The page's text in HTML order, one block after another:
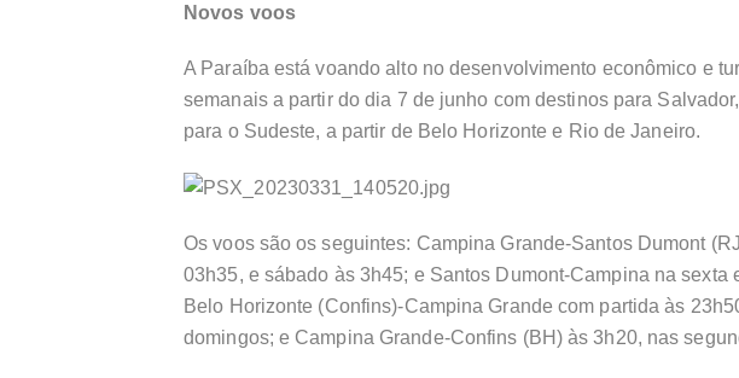
Novos voos
A Paraíba está voando alto no desenvolvimento econômico e
semanais a partir do dia 7 de junho com destinos para
para o Sudeste, a partir de Belo Horizonte e Rio de Janeiro.
Os voos são os seguintes: Campina Grande-Santos Dumont
03h35, e sábado às 3h45; e Santos Dumont-Campina na sexta
Belo Horizonte (Confins)-Campina Grande com partida às
domingos; e Campina Grande-Confins (BH) às 3h20, nas